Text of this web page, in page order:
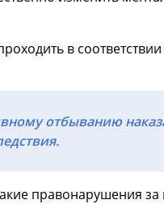
в
отбыванию
правонарушения за